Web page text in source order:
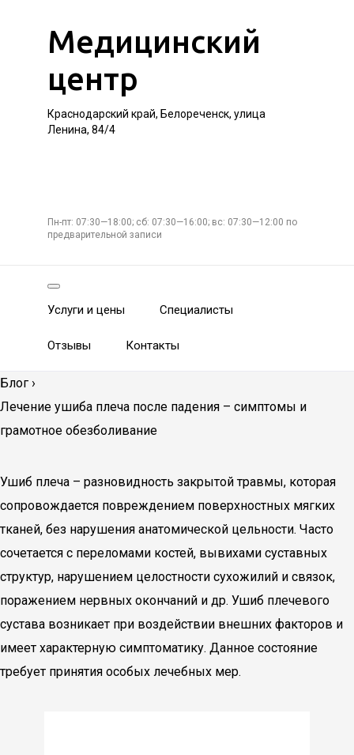
Медицинский
центр
Краснодарский край, Белореченск, улица
Ленина, 84/4
Пн-пт: 07:30—18:00; сб: 07:30—16:00; вс: 07:30—12:00 по
предварительной записи
Услуги и цены Специалисты
Отзывы Контакты
Блог ›
Лечение ушиба плеча после падения – симптомы и
грамотное обезболивание
Ушиб плеча – разновидность закрытой травмы, которая
сопровождается повреждением поверхностных мягких
тканей, без нарушения анатомической цельности. Часто
сочетается с переломами костей, вывихами суставных
структур, нарушением целостности сухожилий и связок,
поражением нервных окончаний и др. Ушиб плечевого
сустава возникает при воздействии внешних факторов и
имеет характерную симптоматику. Данное состояние
требует принятия особых лечебных мер.